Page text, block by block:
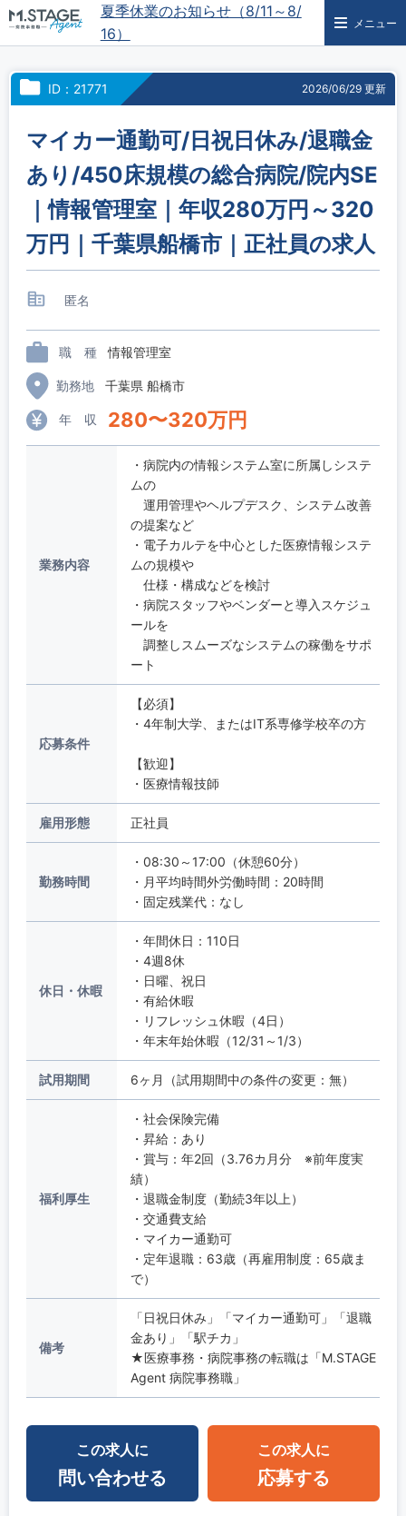
夏季休業のお知らせ（8/11～8/
16）
メニュー
ID：21771 2026/06/29 更新
マイカー通勤可/日祝日休み/退職金
あり/450床規模の総合病院/院内SE
｜情報管理室｜年収280万円～320
万円｜千葉県船橋市｜正社員の求人
匿名
職 種 情報管理室
勤務地 千葉県 船橋市
年 収 280〜320万円
業務内容
・病院内の情報システム室に所属しシステ
ムの
運用管理やヘルプデスク、システム改善
の提案など
・電子カルテを中心とした医療情報システ
ムの規模や
仕様・構成などを検討
・病院スタッフやベンダーと導入スケジュ
ールを
調整しスムーズなシステムの稼働をサポ
ート
応募条件
【必須】
・4年制大学、またはIT系専修学校卒の方
【歓迎】
・医療情報技師
雇用形態 正社員
勤務時間
・08:30～17:00（休憩60分）
・月平均時間外労働時間：20時間
・固定残業代：なし
休日・休暇
・年間休日：110日
・4週8休
・日曜、祝日
・有給休暇
・リフレッシュ休暇（4日）
・年末年始休暇（12/31～1/3）
試用期間 6ヶ月（試用期間中の条件の変更：無）
福利厚生
・社会保険完備
・昇給：あり
・賞与：年2回（3.76カ月分 ※前年度実
績）
・退職金制度（勤続3年以上）
・交通費支給
・マイカー通勤可
・定年退職：63歳（再雇用制度：65歳ま
で）
備考
「日祝日休み」「マイカー通勤可」「退職
金あり」「駅チカ」
★医療事務・病院事務の転職は「M.STAGE
Agent 病院事務職」
この求人に
問い合わせる
この求人に
応募する